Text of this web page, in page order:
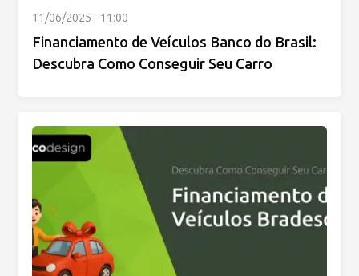
11/06/2025 - 11:00
Financiamento de Veículos Banco do Brasil:
Descubra Como Conseguir Seu Carro